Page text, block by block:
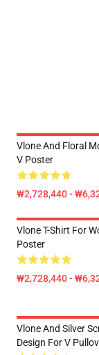
Vlone And Floral
V Poster
₩2,728,440 -
Vlone T-Shirt For
Poster
₩2,728,440 -
Vlone And Silver
Design For V